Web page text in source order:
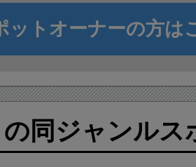
ットオーナーの方は
同ジャンルス